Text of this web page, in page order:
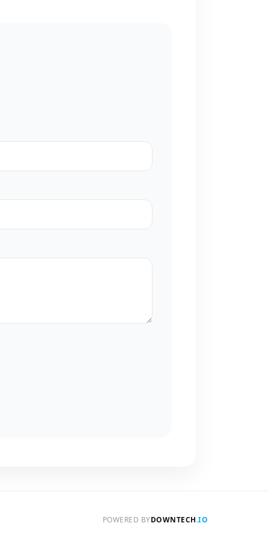
POWERED BYDOWNTECH.IO